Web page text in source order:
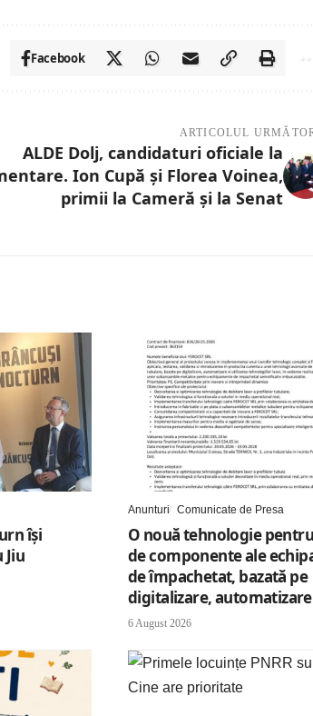
Facebook
ARTICOLUL
ALDE Dolj, candidaturi oficiale la
Ion Cupă şi Florea Voinea,
primii la Cameră şi la Senat
își
Jiu
Anunturi Comunicate de Presa
O nouă tehnologie
de componente ale
de împachetat, bazată pe
digitalizare, automatizare
6 August 2026